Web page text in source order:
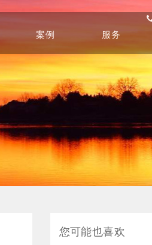
案例
Service
服务
您可能也喜欢